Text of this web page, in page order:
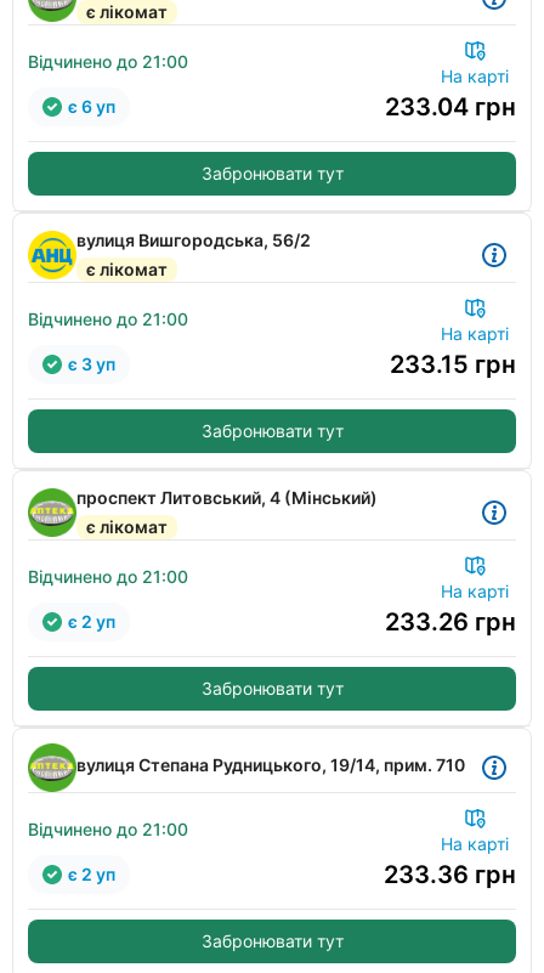
є лікомат
Відчинено до 21:00
На карті
233.04 грн
є 6 уп
Забронювати тут
вулиця Вишгородська, 56/2
є лікомат
Відчинено до 21:00
На карті
233.15 грн
є 3 уп
Забронювати тут
проспект Литовський, 4 (Мінський)
є лікомат
Відчинено до 21:00
На карті
233.26 грн
є 2 уп
Забронювати тут
вулиця Степана Рудницького, 19/14, прим. 710
Відчинено до 21:00
На карті
233.36 грн
є 2 уп
Забронювати тут